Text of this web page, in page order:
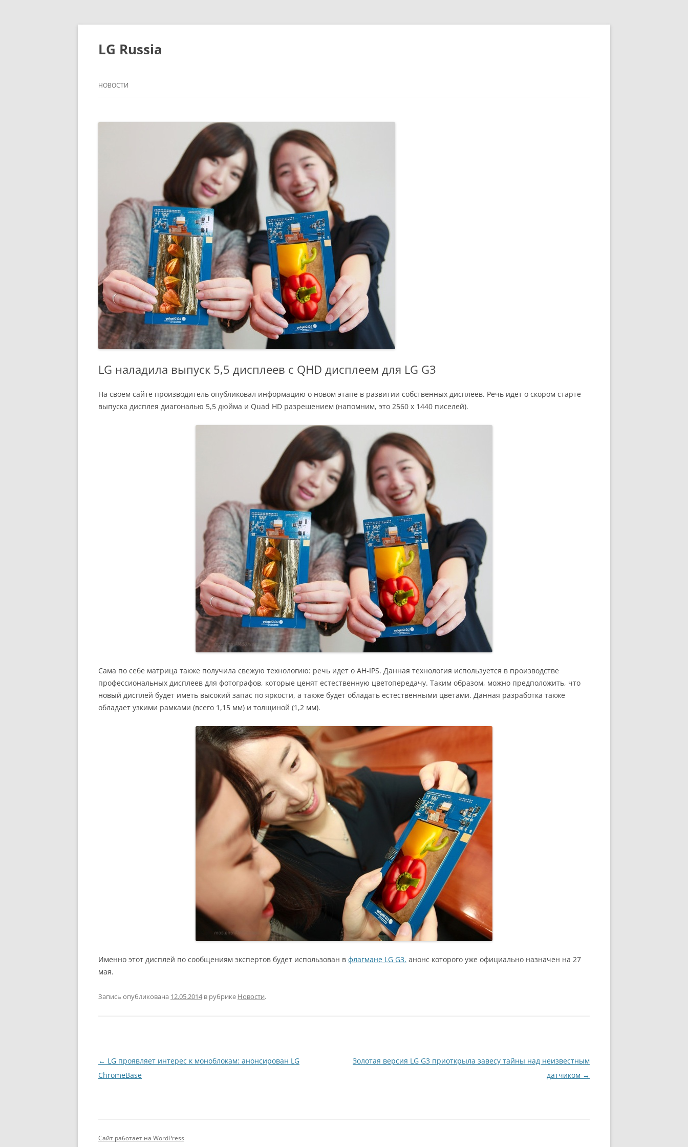
Перейти
содержимому
LG Russia
НОВОСТИ
LG наладила выпуск 5,5 дисплеев с QHD дисплеем для LG G3
На своем сайте производитель опубликовал информацию о новом этапе в развитии собственных дисплеев. Речь идет о скором старте
выпуска дисплея диагональю 5,5 дюйма и Quad HD разрешением (напомним, это 2560 х 1440 писелей).
Сама по себе матрица также получила свежую технологию: речь идет о AH-IPS. Данная технология используется в производстве
профессиональных дисплеев для фотографов, которые ценят естественную цветопередачу. Таким образом, можно предположить, что
новый дисплей будет иметь высокий запас по яркости, а также будет обладать естественными цветами. Данная разработка также
обладает узкими рамками (всего 1,15 мм) и толщиной (1,2 мм).
Именно этот дисплей по сообщениям экспертов будет использован в флагмане LG G3, анонс которого уже официально назначен на 27
мая.
Запись опубликована 12.05.2014в рубрике Новости.
Навигация
по
← LG проявляет интерес к моноблокам: анонсирован LG
ChromeBase
Золотая версия LG G3 приоткрыла завесу тайны над неизвестным
датчиком →
Сайт работает на WordPress